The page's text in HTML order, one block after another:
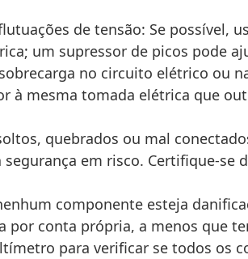
de tensão: Se possível,
um supressor de picos pode
no circuito elétrico ou
à mesma tomada elétrica que
quebrados ou mal
em risco. Certifique-se
componente esteja
por conta própria, a menos que
para verificar se todos os